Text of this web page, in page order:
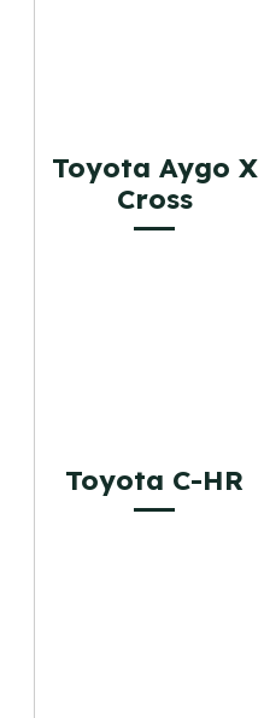
Toyota Aygo X
Cross
Toyota C-HR